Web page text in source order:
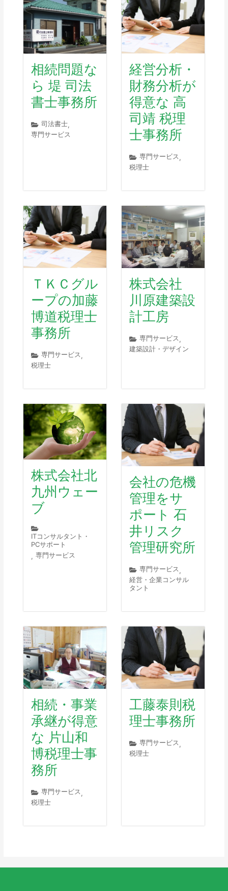
相続問題な
ら 堤 司法
書士事務所
司法書士,
専門サービス
経営分析・
財務分析が
得意な 高
司靖 税理
士事務所
専門サービス,
税理士
ＴＫＣグル
ープの加藤
博道税理士
事務所
専門サービス,
税理士
株式会社
川原建築設
計工房
専門サービス,
建築設計・デザイン
株式会社北
九州ウェー
ブ
ITコンサルタント・
PCサポート
, 専門サービス
会社の危機
管理をサ
ポート 石
井リスク
管理研究所
専門サービス,
経営・企業コンサル
タント
相続・事業
承継が得意
な 片山和
博税理士事
務所
専門サービス,
税理士
工藤泰則税
理士事務所
専門サービス,
税理士